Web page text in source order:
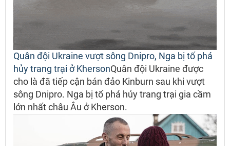
Quân đội Ukraine vượt sông Dnipro, Nga bị tố phá
hủy trang trại ở KhersonQuân đội Ukraine được
cho là đã tiếp cận bán đảo Kinburn sau khi vượt
sông Dnipro. Nga bị tố phá hủy trang trại gia cầm
lớn nhất châu Âu ở Kherson.